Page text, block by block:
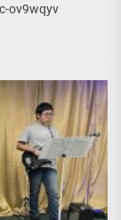
ov9wqyv